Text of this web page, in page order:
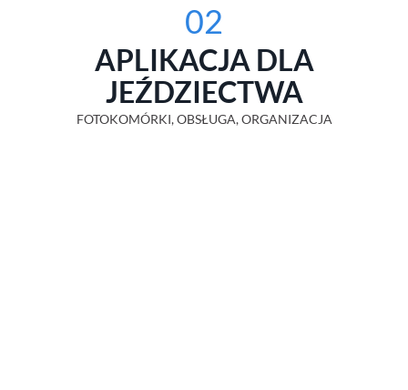
02
APLIKACJA DLA
JEŹDZIECTWA
FOTOKOMÓRKI, OBSŁUGA, ORGANIZACJA